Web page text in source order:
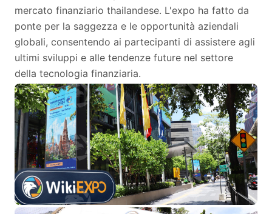
mercato finanziario thailandese. L'expo ha fatto da
ponte per la saggezza e le opportunità aziendali
globali, consentendo ai partecipanti di assistere agli
ultimi sviluppi e alle tendenze future nel settore
della tecnologia finanziaria.